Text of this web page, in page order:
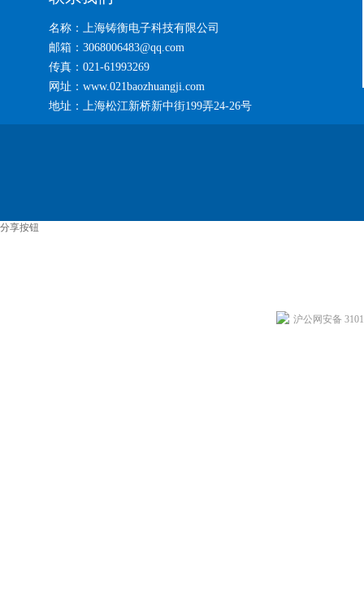
名称：上海铸衡电子科技有限公司
邮箱：3068006483@qq.com
传真：021-61993269
网址：www.021baozhuangji.com
地址：上海松江新桥新中街199弄24-26号
分享按钮
沪公网安备